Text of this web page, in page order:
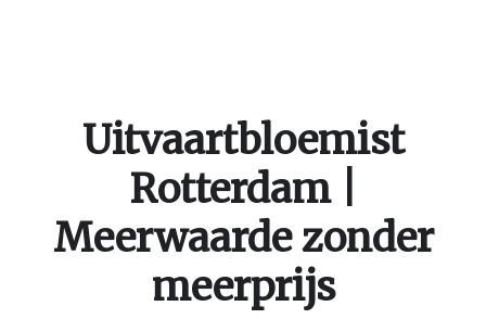
Uitvaartbloemist
Rotterdam |
Meerwaarde zonder
meerprijs